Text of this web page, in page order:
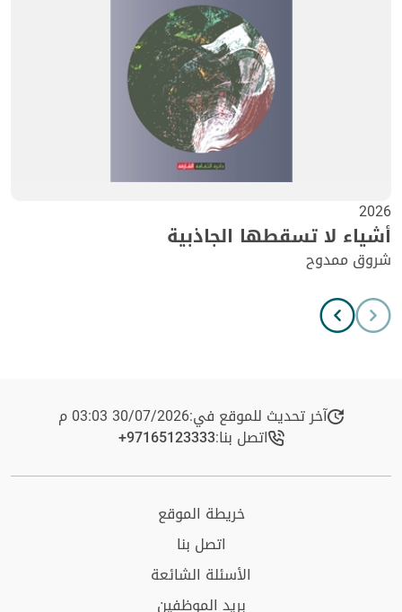
2026
أشياء لا تسقطها الجاذبية
شروق ممدوح
آخر تحديث للموقع في:30/07/2026 03:03 م
اتصل بنا:+97165123333​
خريطة الموقع
اتصل بنا
الأسئلة الشائعة
بريد الموظفين